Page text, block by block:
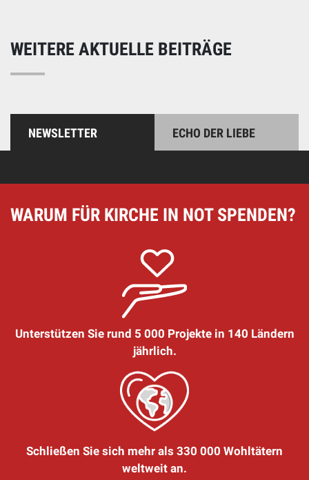
WEITERE AKTUELLE BEITRÄGE
NEWSLETTER ECHO DER LIEBE
WARUM FÜR KIRCHE IN NOT SPENDEN?
Unterstützen Sie rund 5 000 Projekte in 140 Ländern
jährlich.
Schließen Sie sich mehr als 330 000 Wohltätern
weltweit an.